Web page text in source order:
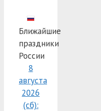
Ближайшие
праздники
России
8
августа
2026
(сб):